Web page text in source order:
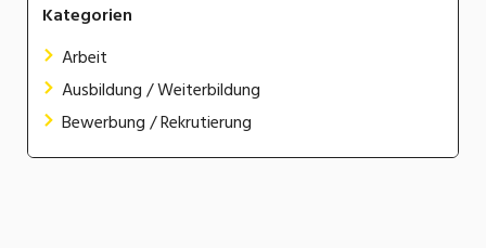
Kategorien
Arbeit
Ausbildung / Weiterbildung
Bewerbung / Rekrutierung